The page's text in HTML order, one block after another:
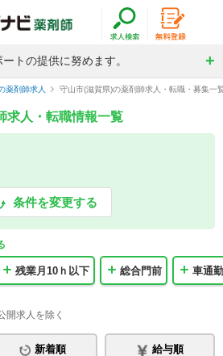
トの提供に努めます。
薬剤師求人 守山市(滋賀県)の薬剤師求人・転職・募集一
求人・転職情報一覧
条件を変更する
残業月10ｈ以下 総合門前 車通
開求人を除く
新着順 給与順